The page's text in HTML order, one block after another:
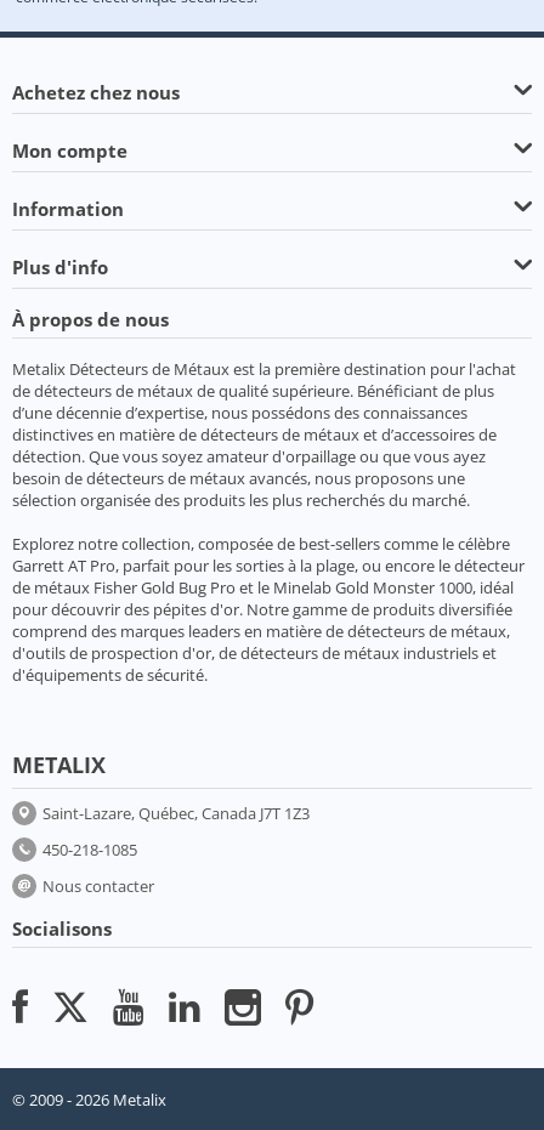
Achetez chez nous
Mon compte
Information
Plus d'info
À propos de nous
Metalix Détecteurs de Métaux est la première destination pour l'achat
de détecteurs de métaux de qualité supérieure. Bénéficiant de plus
d’une décennie d’expertise, nous possédons des connaissances
distinctives en matière de détecteurs de métaux et d’accessoires de
détection. Que vous soyez amateur d'orpaillage ou que vous ayez
besoin de détecteurs de métaux avancés, nous proposons une
sélection organisée des produits les plus recherchés du marché.
Explorez notre collection, composée de best-sellers comme le célèbre
Garrett AT Pro, parfait pour les sorties à la plage, ou encore le détecteur
de métaux Fisher Gold Bug Pro et le Minelab Gold Monster 1000, idéal
pour découvrir des pépites d'or. Notre gamme de produits diversifiée
comprend des marques leaders en matière de détecteurs de métaux,
d'outils de prospection d'or, de détecteurs de métaux industriels et
d'équipements de sécurité.
METALIX
Saint-Lazare, Québec, Canada J7T 1Z3
450-218-1085
Nous contacter
Socialisons
© 2009 - 2026 Metalix